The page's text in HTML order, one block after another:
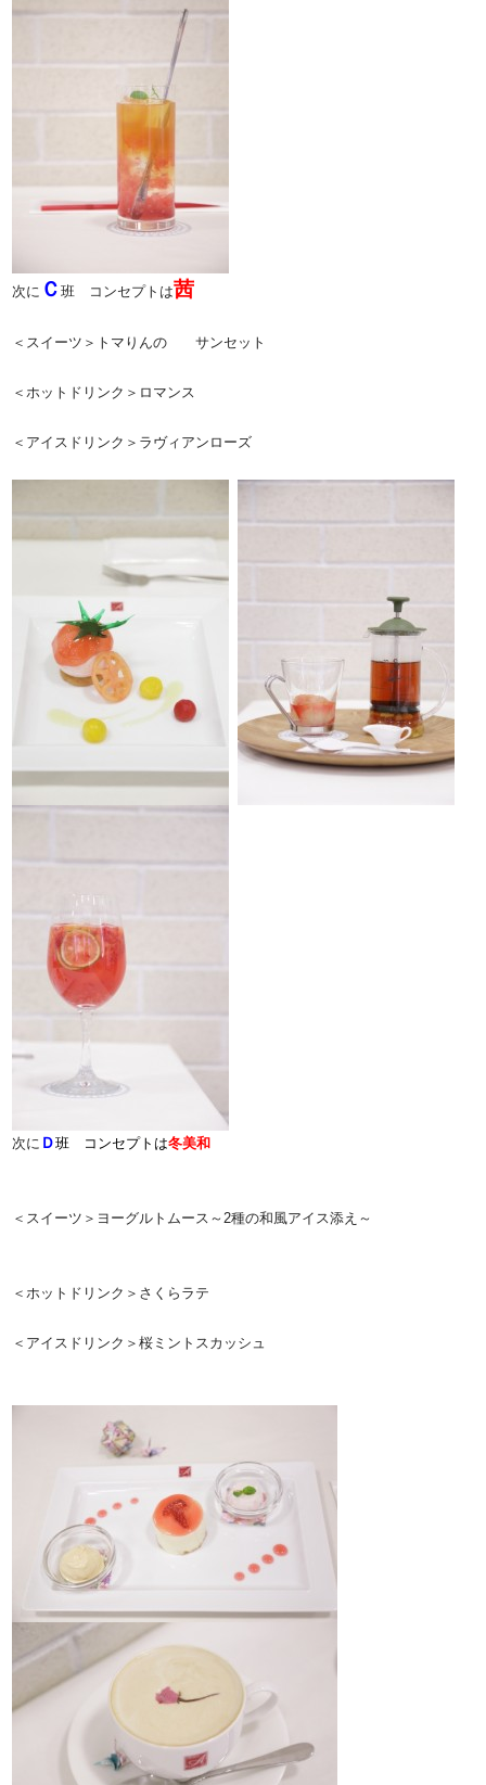
次に Ｃ班 コンセプトは茜
＜スイーツ＞トマりんの サンセット
＜ホットドリンク＞ロマンス
＜アイスドリンク＞ラヴィアンローズ
次に Ｄ班 コンセプトは冬美和
＜スイーツ＞ヨーグルトムース～2種の和風アイス添え～
＜ホットドリンク＞さくらラテ
＜アイスドリンク＞桜ミントスカッシュ